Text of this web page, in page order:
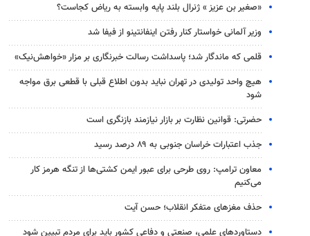
«صغیر بن عزیز » ژنرال بلند پایه وابسته به ریاض کجاست؟
وزیر آلمانی خواستار کنار رفتن اینفانتینو از فیفا شد
قلمی که ماندگار شد؛ پاسداشت رسالت خبرنگاری بر مزار «خواهش‌نیک»
هیچ واحد تولیدی در تهران نباید بدون اطلاع قبلی با قطعی برق مواجه
شود
حضرتی: قوانین نظارت بر بازار نیازمند بازنگری است
جذب اعتبارات خراسان جنوبی به ۸۹ درصد رسید
معاون ترامپ: روی طرحی برای عبور ایمن کشتی‌ها از تنگه هرمز کار
می‌کنیم
حذف مغزهای متفکر انقلاب؛ حسن آیت
دستاوردهای علمی، صنعتی و دفاعی کشور باید برای مردم تبیین شود